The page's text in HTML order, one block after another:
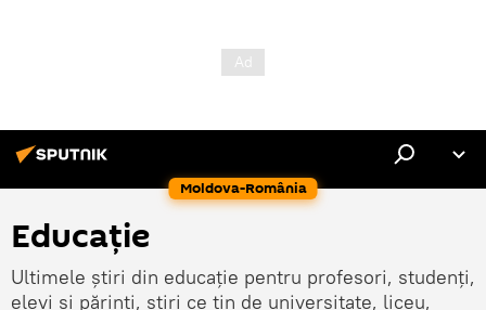
Moldova-România
Educație
Ultimele știri din educație pentru profesori, studenți,
elevi și părinți, știri ce țin de universitate, liceu,